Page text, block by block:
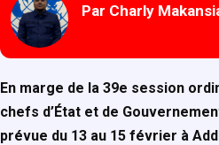
Par Charly
En marge de la 39e session
chefs d’État et de
prévue du 13 au 15 février à